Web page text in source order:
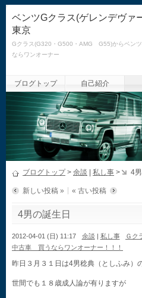
ベンツGクラス(ゲレンデヴァ
東京
Gクラス(G320・G500・AMG G55)からベン
ならワンオーナー
ブログトップ 自己紹介
ブログトップ> 余談 私し事 > 4
新しい投稿 » « 古い投稿
4男の誕生日
2012-04-01 (日) 11:17 余談 | 私し事
Ｇ
中古車 買うならワンオーナー！！！
昨日３月３１日は4男稔典（としふみ）
世間でも１８歳成人論が有りますが